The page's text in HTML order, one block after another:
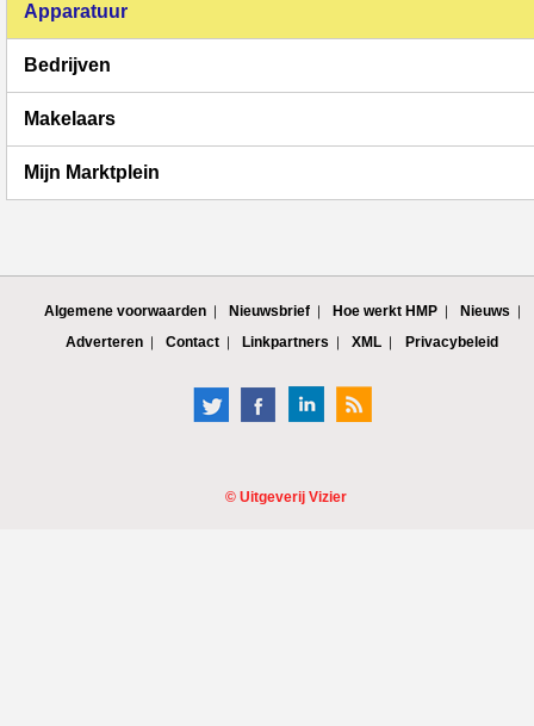
Apparatuur
Bedrijven
Makelaars
Mijn Marktplein
Algemene voorwaarden Nieuwsbrief Hoe werkt HMP
Nieuws
Adverteren
Contact Linkpartners XML Privacybeleid
© Uitgeverij Vizier